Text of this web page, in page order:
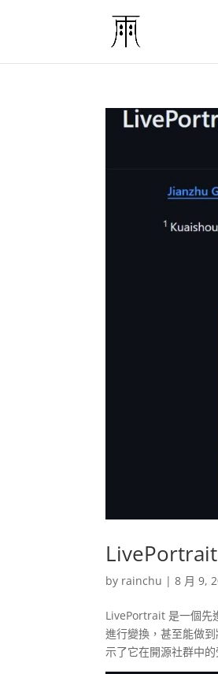
by rainchu |8 月 9,
LivePortrait 是一個先
進行變換，甚至能做
示了它在開源社群中的